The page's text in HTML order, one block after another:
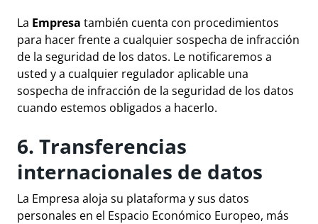
La Empresa también cuenta con procedimientos
para hacer frente a cualquier sospecha de infracción
de la seguridad de los datos. Le notificaremos a
usted y a cualquier regulador aplicable una
sospecha de infracción de la seguridad de los datos
cuando estemos obligados a hacerlo.
6. Transferencias
internacionales de datos
La Empresa aloja su plataforma y sus datos
personales en el Espacio Económico Europeo, más